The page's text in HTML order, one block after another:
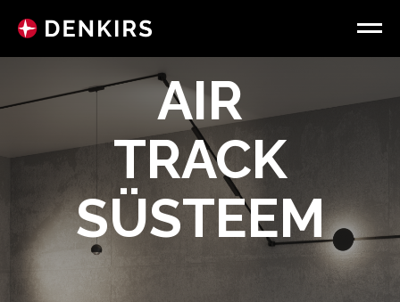
AIR
TRACK
SÜSTEEM